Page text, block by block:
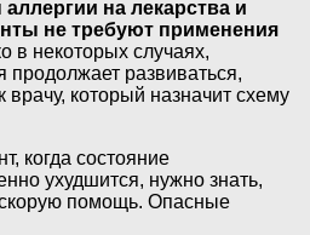
на лекарства и
не требуют применения
в некоторых случаях,
продолжает развиваться,
врачу, который назначит схему
когда состояние
ухудшится, нужно знать,
скорую помощь. Опасные